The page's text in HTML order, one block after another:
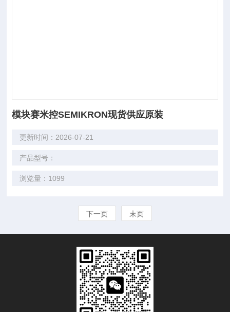
模块赛米控SEMIKRON现货供应原装
更新时间：2026-07-21
产品型号：
浏览量：1099
下一页 末页